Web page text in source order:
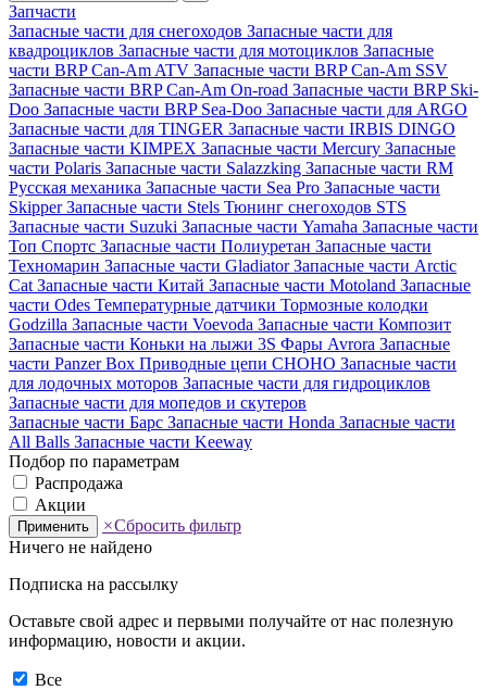
Запчасти
Запасные части для снегоходов Запасные части для
квадроциклов Запасные части для мотоциклов Запасные
части BRP Can-Am ATV Запасные части BRP Can-Am SSV
Запасные части BRP Can-Am On-road Запасные части BRP Ski-
Doo Запасные части BRP Sea-Doo Запасные части для ARGO
Запасные части для TINGER Запасные части IRBIS DINGO
Запасные части KIMPEX Запасные части Mercury Запасные
части Polaris Запасные части Salazzking Запасные части RM
Русская механика Запасные части Sea Pro Запасные части
SkipperЗапасные части Stels Тюнинг снегоходов STS
Запасные части Suzuki Запасные части Yamaha Запасные части
Топ Спортс Запасные части Полиуретан Запасные части
Техномарин Запасные части GladiatorЗапасные части Arctic
Cat Запасные части Китай Запасные части Motoland Запасные
части Odes Температурные датчики Тормозные колодки
Godzilla Запасные части Voevoda Запасные части Композит
Запасные части Коньки на лыжи 3S Фары Avrora Запасные
части Panzer Box Приводные цепи CHOHO Запасные части
для лодочных моторов Запасные части для гидроциклов
Запасные части для мопедов и скутеров
Запасные части Барс Запасные части Honda Запасные части
All Balls Запасные части Keeway
Подбор по параметрам
Распродажа
Акции
Применить ×Сбросить фильтр
Ничего не найдено
Подписка на рассылку
Оставьте свой адрес и первыми получайте от нас полезную
информацию, новости и акции.
Все